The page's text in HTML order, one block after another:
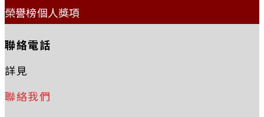
榮譽榜個人獎項
聯絡電話
詳見
聯絡我們